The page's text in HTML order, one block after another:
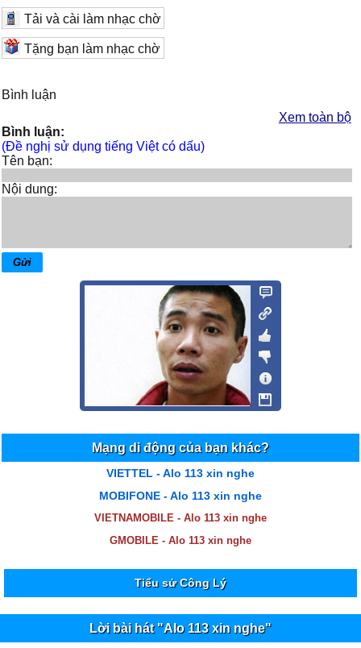
Tải và cài làm nhạc chờ
Tặng bạn làm nhạc chờ
Bình luận
Xem toàn bộ
Bình luận:
(Đề nghị sử dụng tiếng Việt có dấu)
Tên bạn:
Nội dung:
Mạng di động của bạn khác?
VIETTEL - Alo 113 xin nghe
MOBIFONE - Alo 113 xin nghe
VIETNAMOBILE - Alo 113 xin nghe
GMOBILE - Alo 113 xin nghe
Tiểu sử Công Lý
Lời bài hát "Alo 113 xin nghe"